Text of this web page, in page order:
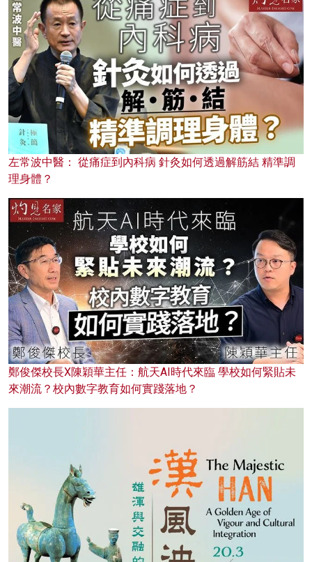
左常波中醫： 從痛症到內科病 針灸如何透過解筋結 精準調
理身體？
鄭俊傑校長X陳穎華主任：航天AI時代來臨 學校如何緊貼未
來潮流？校內數字教育如何實踐落地？